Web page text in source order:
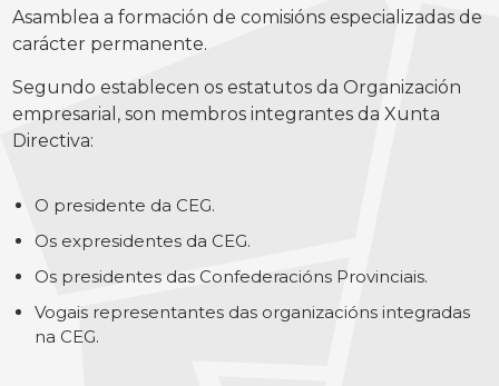
Asamblea a formación de comisións especializadas de
carácter permanente.
Segundo establecen os estatutos da Organización
empresarial, son membros integrantes da Xunta
Directiva:
O presidente da CEG.
Os expresidentes da CEG.
Os presidentes das Confederacións Provinciais.
Vogais representantes das organizacións integradas
na CEG.